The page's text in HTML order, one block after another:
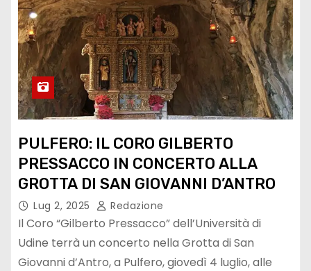
PULFERO: IL CORO GILBERTO
PRESSACCO IN CONCERTO ALLA
GROTTA DI SAN GIOVANNI D’ANTRO
Lug 2, 2025 Redazione
Il Coro “Gilberto Pressacco” dell’Università di
Udine terrà un concerto nella Grotta di San
Giovanni d’Antro, a Pulfero, giovedì 4 luglio, alle